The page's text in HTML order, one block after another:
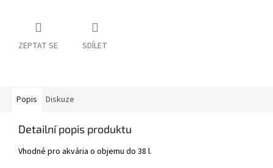
ZEPTAT SE SDÍLET
Popis Diskuze
Detailní popis produktu
Vhodné pro akvária o objemu do 38 l.